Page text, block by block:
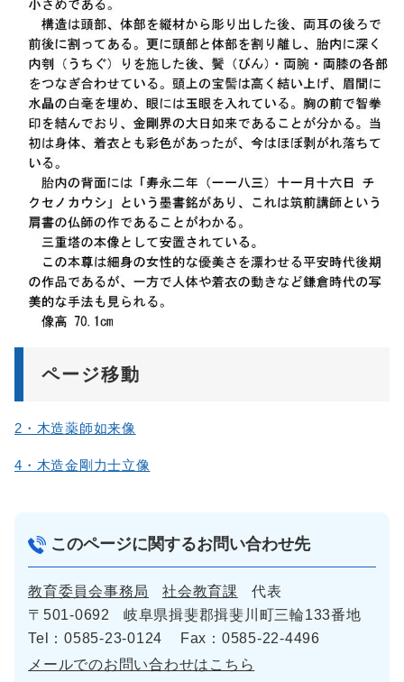
ページ移動
2・木造薬師如来像
4・木造金剛力士立像
このページに関するお問い合わせ先
教育委員会事務局 社会教育課
代表
〒501-0692
岐阜県揖斐郡揖斐川町三輪133番地
Tel：0585-23-0124
Fax：0585-22-4496
メールでのお問い合わせはこちら